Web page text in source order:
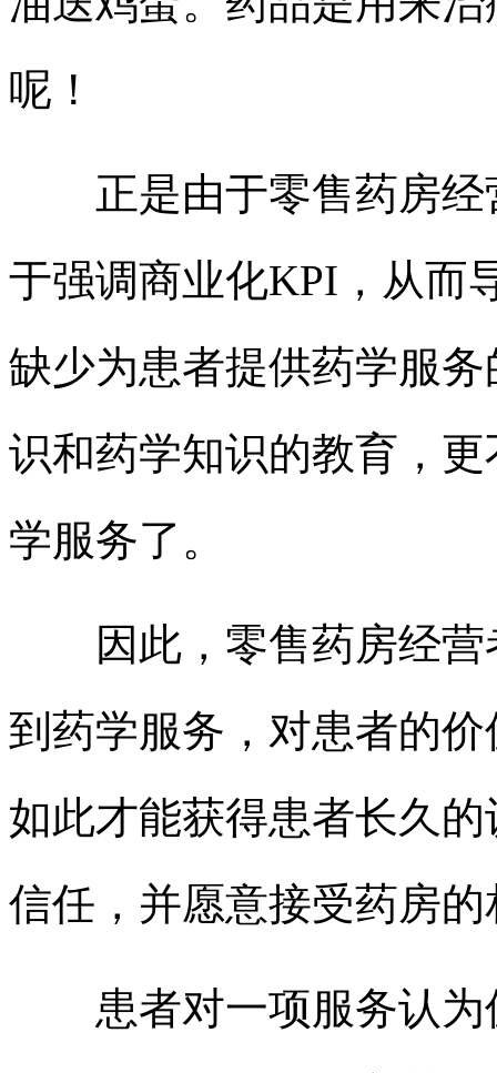
呢！
正是由于零售药房经
于强调商业化KPI，从而
缺少为患者提供药学服
识和药学知识的教育，
学服务了。
因此，零售药房经营
到药学服务，对患者的
如此才能获得患者长久
信任，并愿意接受药房
患者对一项服务认为